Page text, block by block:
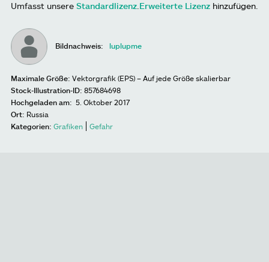
Umfasst unsere Standardlizenz.Erweiterte Lizenz hinzufügen.
Bildnachweis: luplupme
Maximale Größe: Vektorgrafik (EPS) – Auf jede Größe skalierbar
Stock-Illustration-ID: 857684698
Hochgeladen am: 5. Oktober 2017
Ort: Russia
Kategorien: Grafiken Gefahr